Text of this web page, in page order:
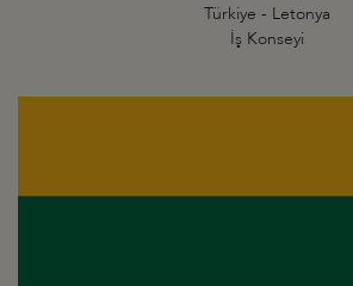
Türkiye - Letonya
İş Konseyi